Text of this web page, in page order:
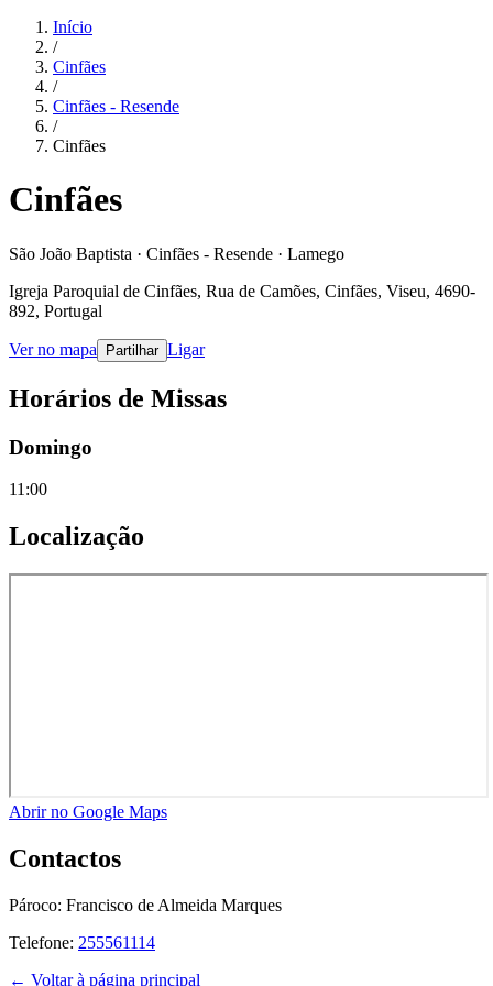
Início
/
Cinfães
/
Cinfães - Resende
/
Cinfães
Cinfães
São João Baptista · Cinfães - Resende · Lamego
Igreja Paroquial de Cinfães, Rua de Camões, Cinfães, Viseu, 4690-
892, Portugal
Ver no mapa Partilhar Ligar
Horários de Missas
Domingo
11:00
Localização
Abrir no Google Maps
Contactos
Pároco: Francisco de Almeida Marques
Telefone: 255561114
← Voltar à página principal